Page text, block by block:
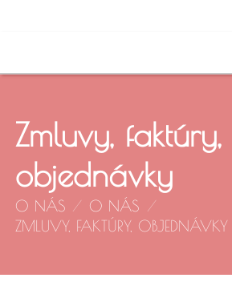
Zmluvy, faktúry,
objednávky
O NÁS / O NÁS /
ZMLUVY, FAKTÚRY, OBJEDNÁVKY